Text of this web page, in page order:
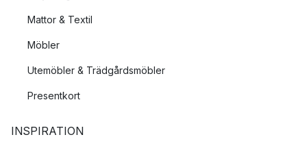
Mattor & Textil
Möbler
Utemöbler & Trädgårdsmöbler
Presentkort
INSPIRATION